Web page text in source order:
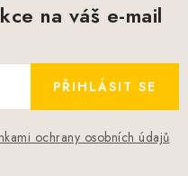
na váš e-mail
ochrany osobních údajů
PŘIHLÁSIT SE